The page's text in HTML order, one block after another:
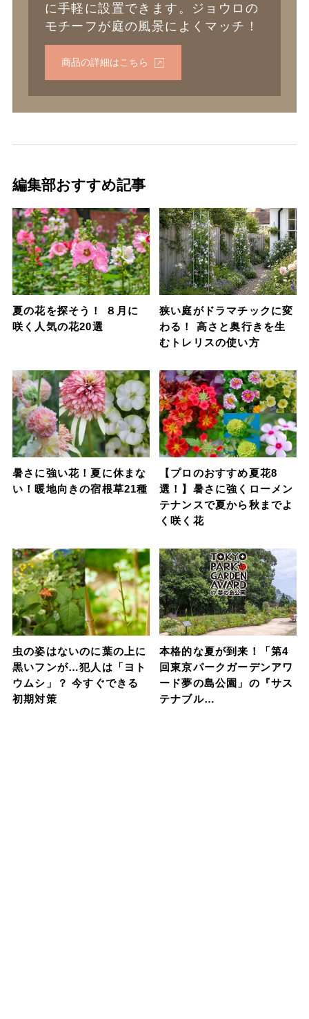
に手軽に設置できます。ジョウロの
モチーフが庭の風景によくマッチ！
商品の詳細はこちら
編集部おすすめ記事
夏の花を探そう！ ８月に
咲く人気の花20選
狭い庭がドラマチックに変
わる！ 高さと奥行きを生
むトレリスの使い方
暑さに強い花！夏に休まな
い！暖地向きの宿根草21種
【プロのおすすめ夏花8
選！】暑さに強くローメン
テナンスで夏から秋までよ
く咲く花
虫の姿はないのに葉の上に
黒いフンが…犯人は「ヨト
ウムシ」？ 今すぐできる
初期対策
本格的な夏が到来！「第4
回東京パークガーデンアワ
ード夢の島公園」の『サス
テナブル…